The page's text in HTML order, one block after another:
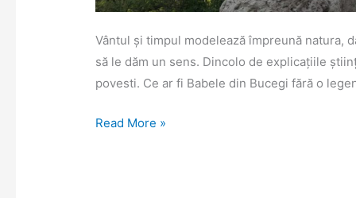
Vântul și timpul modelează împreună natura,
să le dăm un sens. Dincolo de explicațiile
povesti. Ce ar fi Babele din Bucegi fără o
Păpușile
Read More »